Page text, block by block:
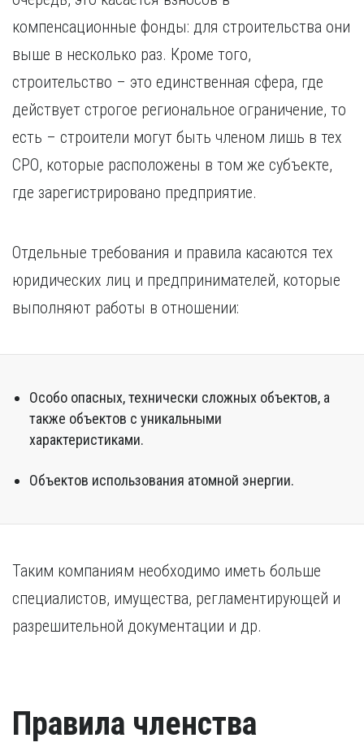
компенсационные фонды: для строительства они
выше в несколько раз. Кроме того,
строительство – это единственная сфера, где
действует строгое региональное ограничение, то
есть – строители могут быть членом лишь в тех
СРО, которые расположены в том же субъекте,
где зарегистрировано предприятие.
Отдельные требования и правила касаются тех
юридических лиц и предпринимателей, которые
выполняют работы в отношении:
Особо опасных, технически сложных объектов, а
также объектов с уникальными
характеристиками.
Объектов использования атомной энергии.
Таким компаниям необходимо иметь больше
специалистов, имущества, регламентирующей и
разрешительной документации и др.
Правила членства